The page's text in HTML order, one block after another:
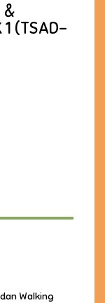
&
1 (TSAD-
Walking